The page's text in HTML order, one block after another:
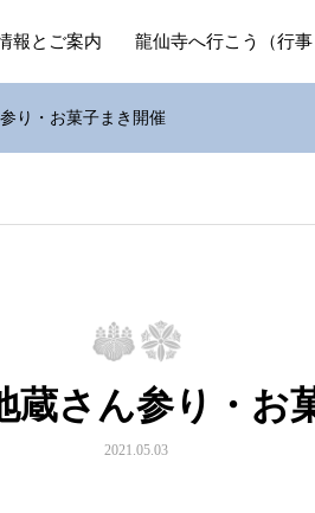
報とご案内 龍仙寺へ行こう（行事
り・お菓子まき開催
さん参り・お
2021.05.03